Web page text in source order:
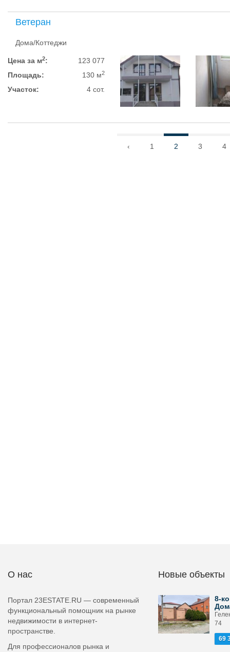
Ветеран
Дома/Коттеджи
Цена за м2:
123 077
Площадь:
130 м2
Участок: 4 сот.
‹ 1 2 3 4
О нас
Портал 23ESTATE.RU — современный
функциональный помощник на рынке
недвижимости в интернет-
пространстве.
Для профессионалов рынка и
Новые объекты
8-
74
69